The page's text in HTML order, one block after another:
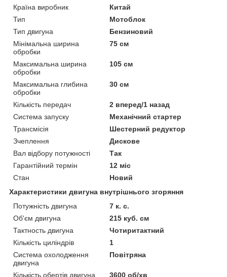
Країна виробник
Китай
Тип
Мотоблок
Тип двигуна
Бензиновий
Мінімальна ширина
обробки
75 см
Максимальна ширина
обробки
105 см
Максимальна глибина
обробки
30 см
Кількість передач
2 вперед/1 назад
Система запуску
Механічний стартер
Трансмісія
Шестерний редуктор
Зчеплення
Дискове
Вал відбору потужності
Так
Гарантійний термін
12 міс
Стан
Новий
Характеристики двигуна внутрішнього згоряння
Потужність двигуна
7 к. с.
Об'єм двигуна
215 куб. см
Тактность двигуна
Чотиритактний
Кількість циліндрів
1
Система охолодження
двигуна
Повітряна
Кількість обертів двигуна
3600 об/хв